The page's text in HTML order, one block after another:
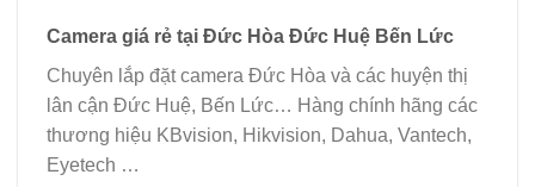
Camera giá rẻ tại Đức Hòa Đức Huệ Bến Lức
Chuyên lắp đặt camera Đức Hòa và các huyện thị
lân cận Đức Huệ, Bến Lức… Hàng chính hãng các
thương hiệu KBvision, Hikvision, Dahua, Vantech,
Eyetech …